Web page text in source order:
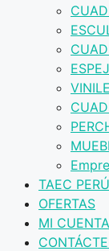
TAEC PERÚ
OFERTAS
MI CUENTA